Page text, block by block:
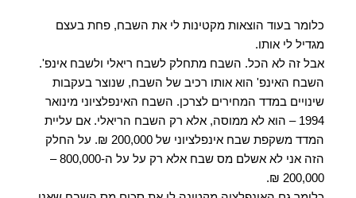
כלומר בעוד הוצאות מקטינות לי את השבח, פחת בעצם
מגדיל לי אותו.
אבל זה לא הכל. השבח מתחלק לשבח ריאלי ולשבח אינפ'.
השבח האינפ' הוא אותו רכיב של השבח, שנוצר בעקבות
שינויים במדד המחירים לצרכן. השבח האינפלציוני מינואר
1994 – הוא לא ממוסה, אלא רק השבח הריאלי. אם עליית
המדד משקפת שבח אינפלציוני של 200,000 ₪. על החלק
הזה אני לא אשלם מס שבח אלא רק על על ה-800,000 –
200,000 ₪.